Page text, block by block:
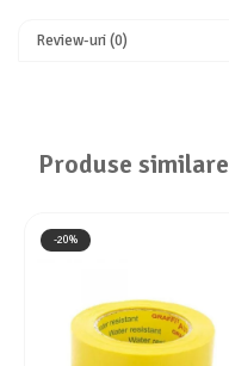
Review-uri(0)
Produse similare
-20%